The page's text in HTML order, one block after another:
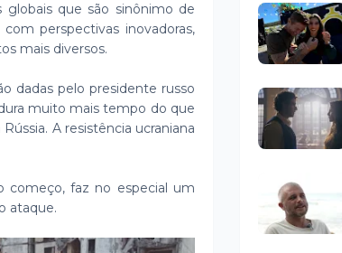
que são sinônimo de
perspectivas inovadoras,
mais diversos.
dadas pelo presidente russo
muito mais tempo do que
A resistência ucraniana
começo, faz no especial um
ataque.